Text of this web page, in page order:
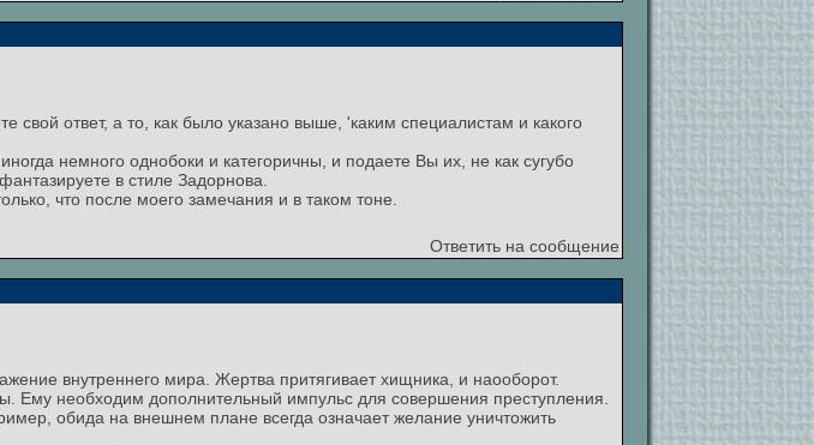
свой ответ, а то, как было указано выше, 'каким специалистам и какого
немного однобоки и категоричны, и подаете Вы их, не как сугубо
в стиле Задорнова.
что после моего замечания и в таком тоне.
Ответить на сообщение
внутреннего мира. Жертва притягивает хищника, и наооборот.
Ему необходим дополнительный импульс для совершения преступления.
обида на внешнем плане всегда означает желание уничтожить